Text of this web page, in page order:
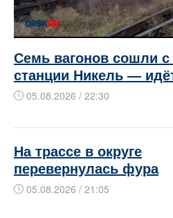
Семь вагонов сошли
станции Никель —
05.08.2026 / 22:30
На трассе в округе
перевернулась фура
05.08.2026 / 21:05